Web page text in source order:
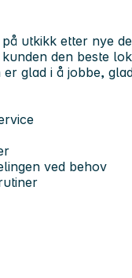
utkikk etter nye
den beste
glad i å jobbe,
ved behov